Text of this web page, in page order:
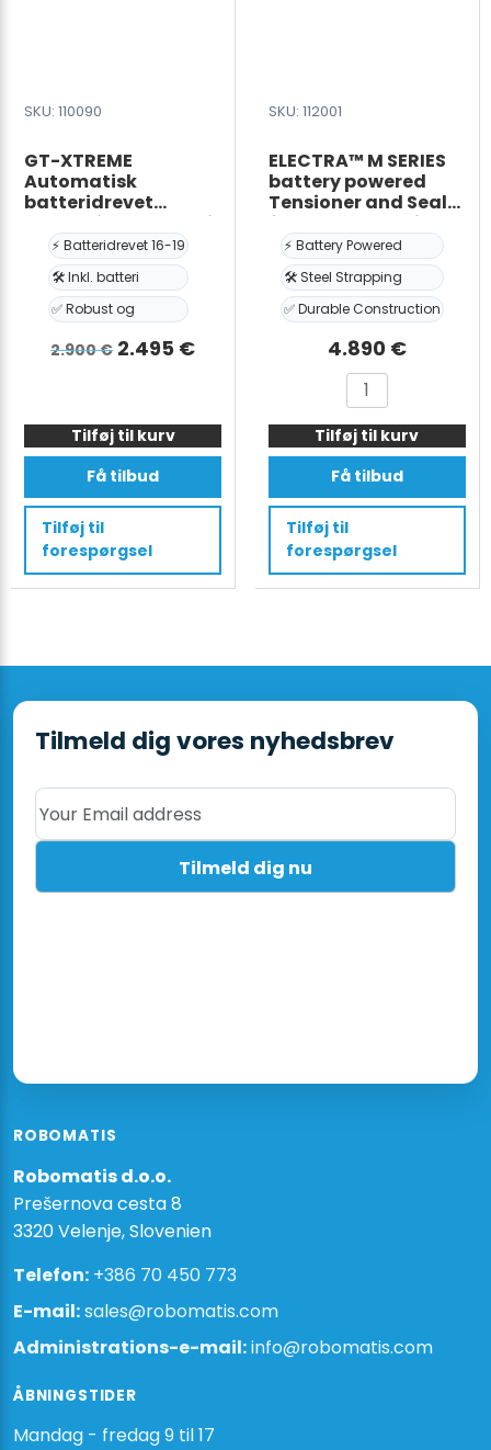
SKU: 110090
GT-XTREME
Automatisk
batteridrevet
omsnøringsværktøj
16-19mm PET/PP med
batteri & oplader
⚡ Batteridrevet 16-19
🛠️ Inkl. batteri
✅ Robust og
2.900€ Den
var:
2.900 €.
2.495 €Den
2.495 €.
Automatisk
batteridrevet
omsnøringsværktøj
16-
19mm
PET/PP
med
oplader
antal
Tilføj til kurv
Få tilbud
Tilføj til
forespørgsel
SKU: 112001
ELECTRA™ M SERIES
battery powered
Tensioner and Sealer
for Steel Strapping
⚡ Battery Powered
🛠️ Steel Strapping
✅ Durable Construction
4.890 €
ELECTRA™
M
SERIES
battery
powered
Tensioner
and
Sealer
for
antal
Tilføj til kurv
Få tilbud
Tilføj til
forespørgsel
Tilmeld dig vores nyhedsbrev
Your Email address
ROBOMATIS
Robomatis d.o.o.
Prešernova cesta 8
3320 Velenje, Slovenien
Telefon: +386 70 450 773
E-mail:sales@robomatis.com
Administrations-e-mail:info@robomatis.com
ÅBNINGSTIDER
Mandag - fredag 9 til 17